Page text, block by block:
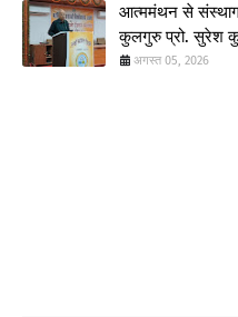
आत्ममंथन से
कुलगुरु प्रो. सुरेश
अगस्त 05, 2026